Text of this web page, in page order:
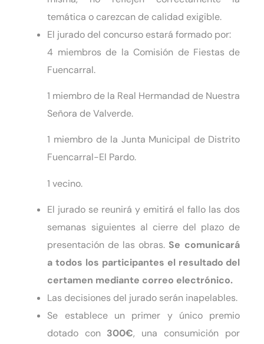
temática o carezcan de calidad exigible.
El jurado del concurso estará formado por:
4 miembros de la Comisión de Fiestas de
Fuencarral.
1 miembro de la Real Hermandad de Nuestra
Señora de Valverde.
1 miembro de la Junta Municipal de Distrito
Fuencarral-El Pardo.
1 vecino.
El jurado se reunirá y emitirá el fallo las dos
semanas siguientes al cierre del plazo de
presentación de las obras. Se comunicará
a todos los participantes el resultado del
certamen mediante correo electrónico.
Las decisiones del jurado serán inapelables.
Se establece un primer y único premio
dotado con 300€, una consumición por